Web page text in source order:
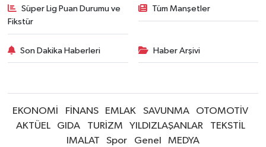
Süper Lig Puan Durumu ve
Fikstür
Tüm Manşetler
Son Dakika Haberleri Haber Arşivi
EKONOMİ FİNANS EMLAK SAVUNMA
OTOMOTİV
AKTÜEL
GIDA TURİZM YILDIZLAŞANLAR
TEKSTİL
IMALAT
Spor Genel MEDYA